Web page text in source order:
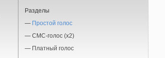
Разделы
— Простой голос
— СМС-голос (x2)
— Платный голос